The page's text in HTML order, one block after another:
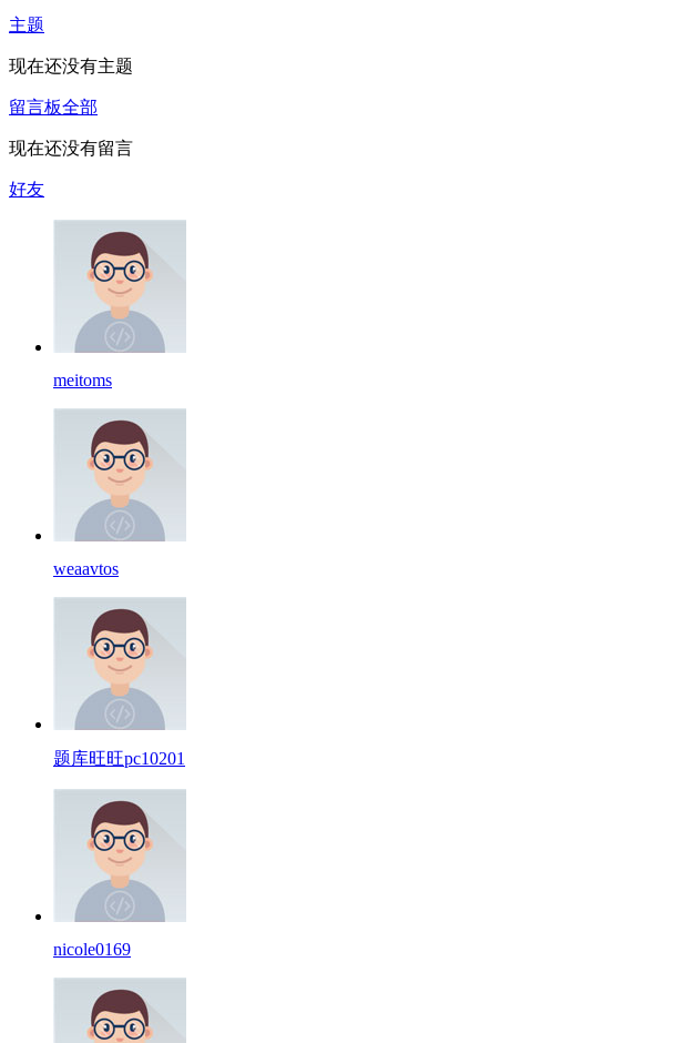
主题
现在还没有主题
留言板全部
现在还没有留言
好友
meitoms
weaavtos
题库旺旺pc10201
nicole0169